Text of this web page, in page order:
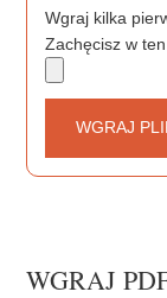
Wgraj kilka
Zachęcisz w
WGRAJ
WGRAJ